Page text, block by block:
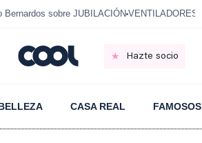
Bernardos sobre JUBILACIÓN VENTILADORES
Hazte socio
CASA REAL FAMOSOS